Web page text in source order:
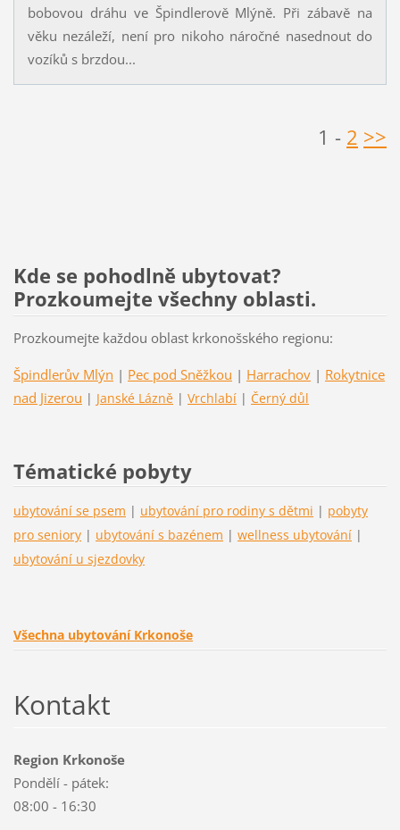
bobovou dráhu ve Špindlerově Mlýně. Při zábavě na
věku nezáleží, není pro nikoho náročné nasednout do
vozíků s brzdou...
1 - 2 >>
Kde se pohodlně ubytovat?
Prozkoumejte všechny oblasti.
Prozkoumejte každou oblast krkonošského regionu:
Špindlerův Mlýn | Pec pod Sněžkou | Harrachov| Rokytnice
nad Jizerou | Janské Lázně| Vrchlabí| Černý důl
Tématické pobyty
ubytování se psem | ubytování pro rodiny s dětmi | pobyty
pro seniory| ubytování s bazénem | wellness ubytování|
ubytování u sjezdovky
Všechna ubytování Krkonoše
Kontakt
Region Krkonoše
Pondělí - pátek:
08:00 - 16:30